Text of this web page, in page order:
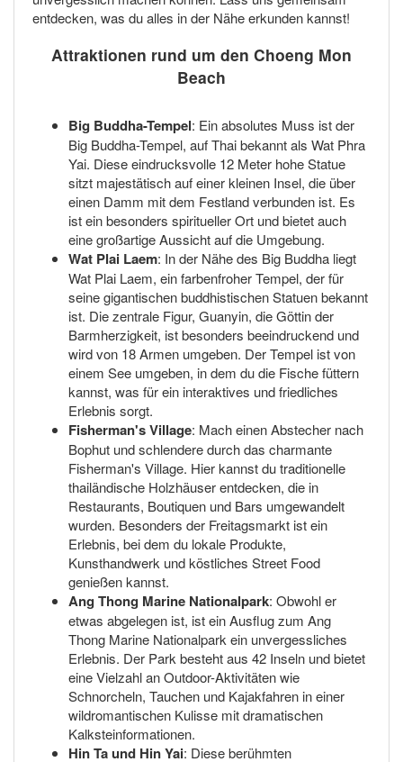
entdecken, was du alles in der Nähe erkunden kannst!
Attraktionen rund um den Choeng Mon
Beach
Big Buddha-Tempel: Ein absolutes Muss ist der
Big Buddha-Tempel, auf Thai bekannt als Wat Phra
Yai. Diese eindrucksvolle 12 Meter hohe Statue
sitzt majestätisch auf einer kleinen Insel, die über
einen Damm mit dem Festland verbunden ist. Es
ist ein besonders spiritueller Ort und bietet auch
eine großartige Aussicht auf die Umgebung.
Wat Plai Laem: In der Nähe des Big Buddha liegt
Wat Plai Laem, ein farbenfroher Tempel, der für
seine gigantischen buddhistischen Statuen bekannt
ist. Die zentrale Figur, Guanyin, die Göttin der
Barmherzigkeit, ist besonders beeindruckend und
wird von 18 Armen umgeben. Der Tempel ist von
einem See umgeben, in dem du die Fische füttern
kannst, was für ein interaktives und friedliches
Erlebnis sorgt.
Fisherman's Village: Mach einen Abstecher nach
Bophut und schlendere durch das charmante
Fisherman's Village. Hier kannst du traditionelle
thailändische Holzhäuser entdecken, die in
Restaurants, Boutiquen und Bars umgewandelt
wurden. Besonders der Freitagsmarkt ist ein
Erlebnis, bei dem du lokale Produkte,
Kunsthandwerk und köstliches Street Food
genießen kannst.
Ang Thong Marine Nationalpark: Obwohl er
etwas abgelegen ist, ist ein Ausflug zum Ang
Thong Marine Nationalpark ein unvergessliches
Erlebnis. Der Park besteht aus 42 Inseln und bietet
eine Vielzahl an Outdoor-Aktivitäten wie
Schnorcheln, Tauchen und Kajakfahren in einer
wildromantischen Kulisse mit dramatischen
Kalksteinformationen.
Hin Ta und Hin Yai: Diese berühmten